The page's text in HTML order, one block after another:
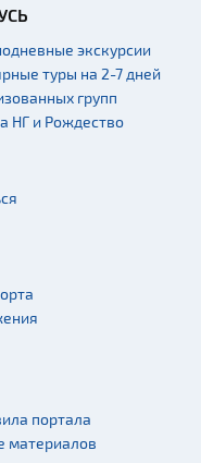
экскурсии
туры на 2-7 дней
групп
НГ и Рождество
портала
материалов